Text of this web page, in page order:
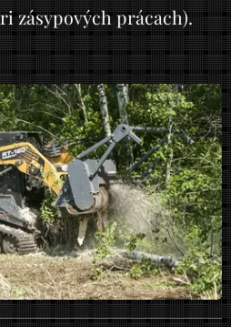
zásypových prácach).